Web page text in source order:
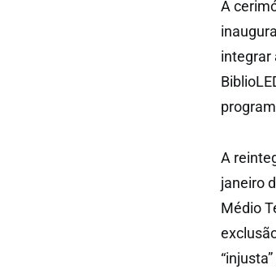
A
integrar
A
janeiro
Médio